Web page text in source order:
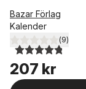
Bazar Förlag
Kalender
4,8utav 5 stjärnor.
(9)
207 kr